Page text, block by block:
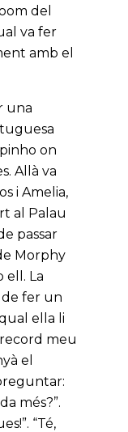
del
va fer
amb el
una
on
Allà va
i Amelia,
al Palau
passar
Morphy
ell. La
de fer un
ella li
meu
el
més?”.
“Té,